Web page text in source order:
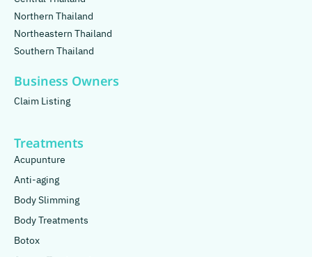
Northern Thailand
Northeastern Thailand
Southern Thailand
Business Owners
Claim Listing
Treatments
Acupunture
Anti-aging
Body Slimming
Body Treatments
Botox